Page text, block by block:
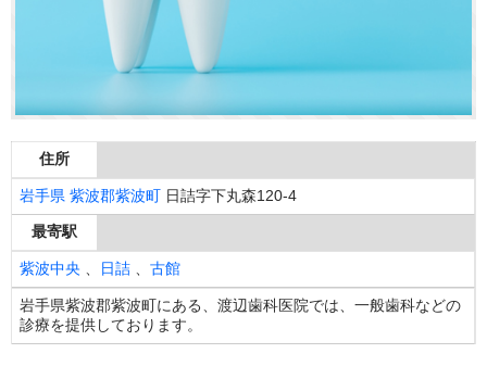
住所
岩手県 紫波郡紫波町 日詰字下丸森120-4
最寄駅
紫波中央 日詰 古館
岩手県紫波郡紫波町にある、渡辺歯科医院では、一般歯科などの
診療を提供しております。